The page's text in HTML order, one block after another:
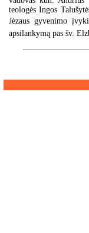
teologės Ingos
Jėzaus gyvenimo
apsilankymą pas šv.